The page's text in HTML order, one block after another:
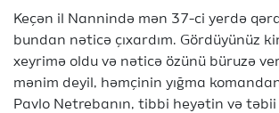
Keçən il Nannində mən 37-ci yerdə
bundan nəticə çıxardım. Gördüyünüz
xeyrimə oldu və nəticə özünü büruzə
mənim deyil, həmçinin yığma
Pavlo Netrebanın, tibbi heyətin və təbii